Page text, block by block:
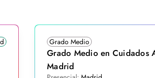
Grado Medio
Grado Medio en Cuidados
Madrid